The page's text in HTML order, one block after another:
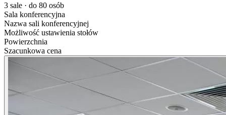
3 sale · do 80 osób
Sala konferencyjna
Nazwa sali konferencyjnej
Możliwość ustawienia stołów
Powierzchnia
Szacunkowa cena